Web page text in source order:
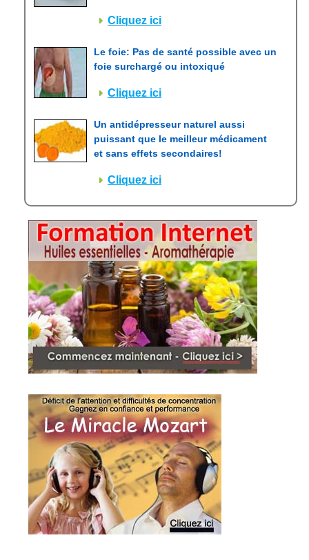
Cliquez ici
Le foie: Pas de santé possible avec un
foie surchargé ou intoxiqué
Cliquez ici
Un antidépresseur naturel aussi
puissant que le meilleur médicament
et sans effets secondaires!
Cliquez ici